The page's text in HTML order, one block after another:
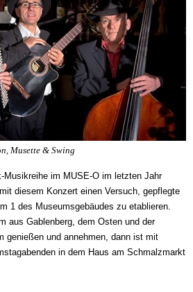
Musette & Swing
Musikreihe im MUSE-O im letzten Jahr
diesem Konzert einen Versuch, gepflegte
1 des Museumsgebäudes zu etablieren.
aus Gablenberg, dem Osten und der
genießen und annehmen, dann ist mit
in dem Haus am Schmalzmarkt